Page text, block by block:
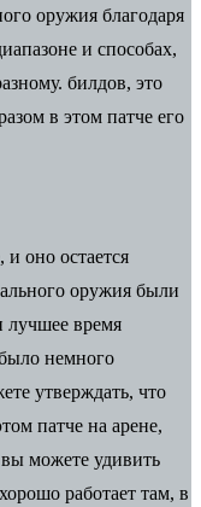
оружия благодаря
и способах,
билдов, это
в этом патче его
оно остается
оружия были
лучшее время
немного
утверждать, что
патче на арене,
можете удивить
работает там, в